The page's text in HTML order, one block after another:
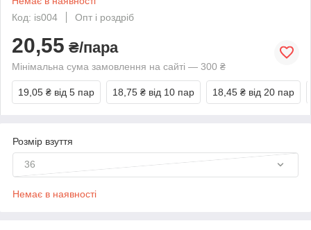
Код: is004
Опт і роздріб
20,55 ₴/пара
Мінімальна сума замовлення на сайті — 300 ₴
19,05 ₴ від 5 пар 18,75 ₴ від 10 пар 18,45 ₴ від 20 пар
Розмір взуття
36
Немає в наявності